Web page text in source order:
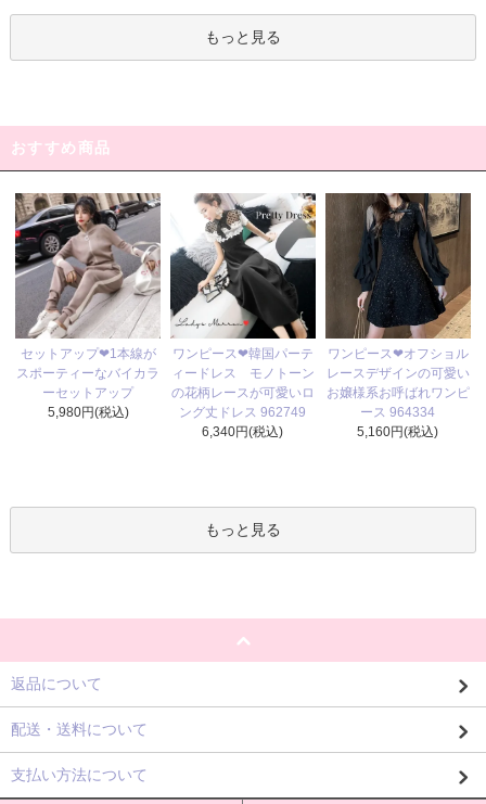
もっと見る
おすすめ商品
セットアップ❤1本線が
スポーティーなバイカラ
ーセットアップ
5,980円(税込)
ワンピース❤韓国パーテ
ィードレス モノトーン
の花柄レースが可愛いロ
ング丈ドレス 962749
6,340円(税込)
ワンピース❤オフショル
レースデザインの可愛い
お嬢様系お呼ばれワンピ
ース 964334
5,160円(税込)
もっと見る
返品について
配送・送料について
支払い方法について